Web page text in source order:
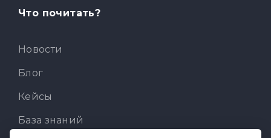
Что почитать?
Новости
Блог
Кейсы
База знаний